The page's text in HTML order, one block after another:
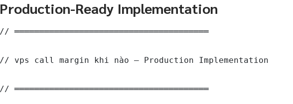
Production-Ready Implementation
// ═══════════════════════════════════════
// vps call margin khi nào — Production Implementation
// ═══════════════════════════════════════